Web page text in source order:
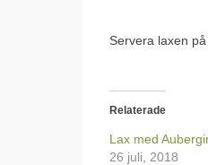
Servera laxen
Relaterade
Lax med
26 juli, 2018